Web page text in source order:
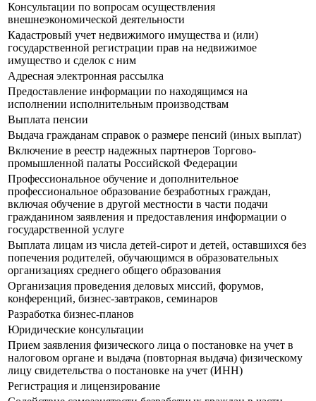
Консультации по вопросам осуществления
внешнеэкономической деятельности
Кадастровый учет недвижимого имущества и (или)
государственной регистрации прав на недвижимое
имущество и сделок с ним
Адресная электронная рассылка
Предоставление информации по находящимся на
исполнении исполнительным производствам
Выплата пенсии
Выдача гражданам справок о размере пенсий (иных выплат)
Включение в реестр надежных партнеров Торгово-
промышленной палаты Российской Федерации
Профессиональное обучение и дополнительное
профессиональное образование безработных граждан,
включая обучение в другой местности в части подачи
гражданином заявления и предоставления информации о
государственной услуге
Выплата лицам из числа детей-сирот и детей, оставшихся без
попечения родителей, обучающимся в образовательных
организациях среднего общего образования
Организация проведения деловых миссий, форумов,
конференций, бизнес-завтраков, семинаров
Разработка бизнес-планов
Юридические консультации
Прием заявления физического лица о постановке на учет в
налоговом органе и выдача (повторная выдача) физическому
лицу свидетельства о постановке на учет (ИНН)
Регистрация и лицензирование